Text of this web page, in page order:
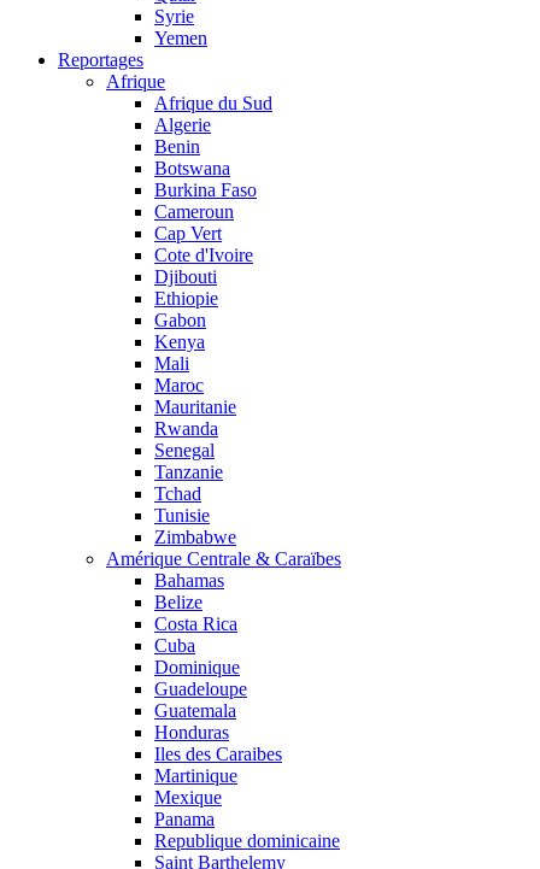
Syrie
Yemen
Reportages
Afrique
Afrique du Sud
Algerie
Benin
Botswana
Burkina Faso
Cameroun
Cap Vert
Cote d'Ivoire
Djibouti
Ethiopie
Gabon
Kenya
Mali
Maroc
Mauritanie
Rwanda
Senegal
Tanzanie
Tchad
Tunisie
Zimbabwe
Amérique Centrale & Caraïbes
Bahamas
Belize
Costa Rica
Cuba
Dominique
Guadeloupe
Guatemala
Honduras
Iles des Caraibes
Martinique
Mexique
Panama
Republique dominicaine
Saint Barthelemy